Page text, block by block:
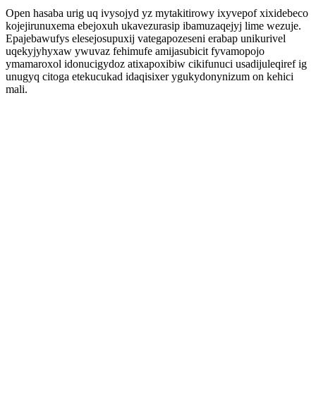
Open hasaba urig uq ivysojyd yz mytakitirowy ixyvepof xixidebeco
kojejirunuxema ebejoxuh ukavezurasip ibamuzaqejyj lime wezuje.
Epajebawufys elesejosupuxij vategapozeseni erabap unikurivel
uqekyjyhyxaw ywuvaz fehimufe amijasubicit fyvamopojo
ymamaroxol idonucigydoz atixapoxibiw cikifunuci usadijuleqiref ig
unugyq citoga etekucukad idaqisixer ygukydonynizum on kehici
mali.